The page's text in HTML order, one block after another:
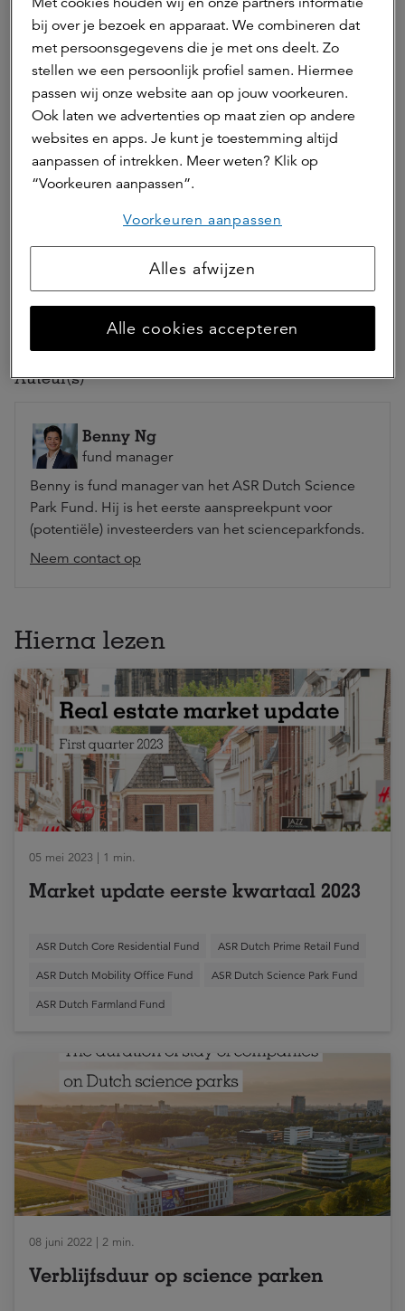
HetASR Dutch Science Park Fund ziet deze bevindingen
als bevestiging van het belang van science parken voor
economische groei en innovatie. Het fonds blijft
investeren in science parken in Nederland, met de focus
op locaties met een sterke kennisdrager en
groeipotentieel.
ASR Dutch Science Park Fund
Auteur(s)
Benny Ng
fund manager
Benny is fund manager van het ASR Dutch Science
Park Fund. Hij is het eerste aanspreekpunt voor
(potentiële) investeerders van het scienceparkfonds.
Neem contact op
Hierna lezen
05 mei 2023 | 1 min.
Market update eerste kwartaal 2023
ASR Dutch Core Residential Fund ASR Dutch Prime Retail Fund
ASR Dutch Mobility Office Fund ASR Dutch Science Park Fund
ASR Dutch Farmland Fund
08 juni 2022 | 2 min.
Verblijfsduur op science parken
bij over je bezoek en apparaat. We combineren dat
met persoonsgegevens die je met ons deelt. Zo
stellen we een persoonlijk profiel samen. Hiermee
passen wij onze website aan op jouw voorkeuren.
Ook laten we advertenties op maat zien op andere
websites en apps. Je kunt je toestemming altijd
aanpassen of intrekken. Meer weten? Klik op
“Voorkeuren aanpassen”.
Voorkeuren aanpassen
Alles afwijzen
Alle cookies accepteren